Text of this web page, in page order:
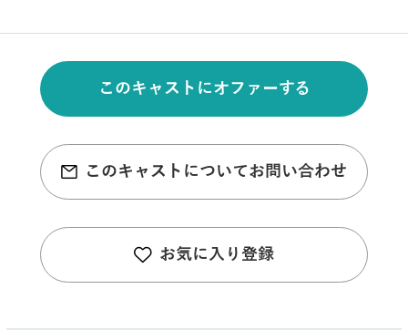
このキャストにオファーする
このキャストについてお問い合わせ
お気に入り登録